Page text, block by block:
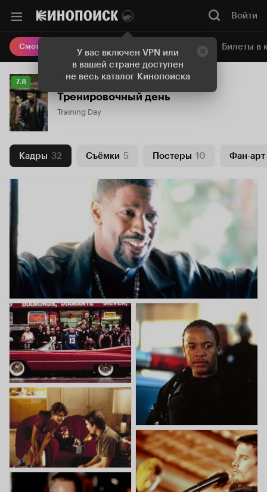
У вас включен VPN или
в вашей стране доступен
не весь каталог Кинопоиска
Войти
Смотреть кино Онлайн-кинотеатр Билеты в
Рейтинг
Кинопоиска
7.8
7.8
Тренировочный день
Training Day
Кадры 32 Съёмки 5 Постеры 10 Фан-арт